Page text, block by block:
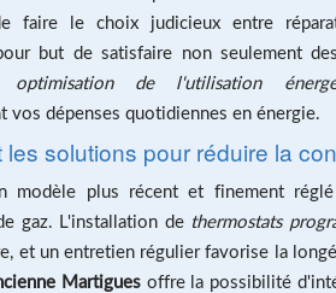
faire le choix judicieux entre
but de satisfaire non seulement
optimisation de l'utilisation
vos dépenses quotidiennes en énergie.
solutions pour réduire la
modèle plus récent et finement
gaz. L'installation de thermostats
et un entretien régulier favorise la
Martigues offre la possibilité